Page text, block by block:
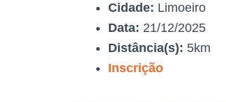
Cidade: Limoeiro
Data: 21/12/2025
Distância(s): 5km
Inscrição